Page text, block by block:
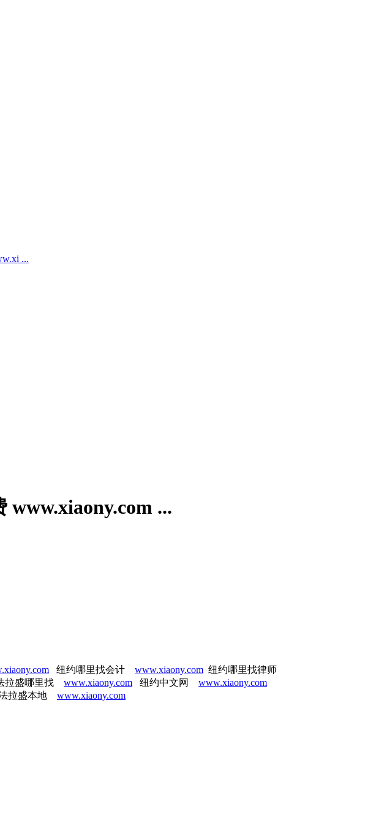
...
www.xiaony.com ...
纽约哪里找会计 www.xiaony.com 纽约哪里找律师
拉盛哪里找 www.xiaony.com 纽约中文网 www.xiaony.com
拉盛本地 www.xiaony.com